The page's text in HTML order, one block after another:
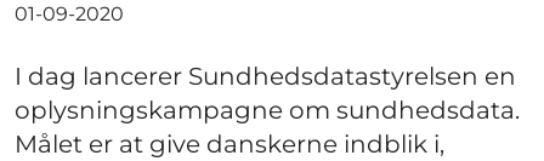
01-09-2020
I dag lancerer Sundhedsdatastyrelsen en
oplysningskampagne om sundhedsdata.
Målet er at give danskerne indblik i,